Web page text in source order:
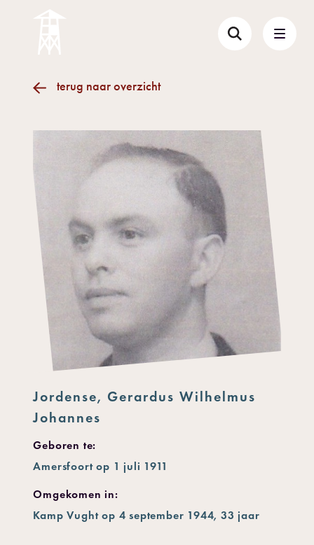
terug naar overzicht
Jordense, Gerardus Wilhelmus
Johannes
Geboren te:
Amersfoort op 1 juli 1911
Omgekomen in:
Kamp Vught op 4 september 1944, 33 jaar